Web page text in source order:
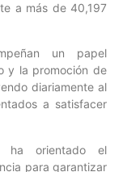
a más de 40,197
un papel
y la promoción de
diariamente al
a satisfacer
ha orientado el
para garantizar